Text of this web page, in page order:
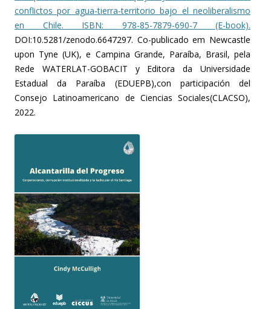
conflictos por agua-tierra-territorio bajo el neoliberalismo
en Chile. ISBN: 978-85-7879-690-7 (E-book).
DOI:10.5281/zenodo.6647297. Co-publicado em Newcastle
upon Tyne (UK), e Campina Grande, Paraíba, Brasil, pela
Rede WATERLAT-GOBACIT y Editora da Universidade
Estadual da Paraíba (EDUEPB),con participación del
Consejo Latinoamericano de Ciencias Sociales(CLACSO),
2022.